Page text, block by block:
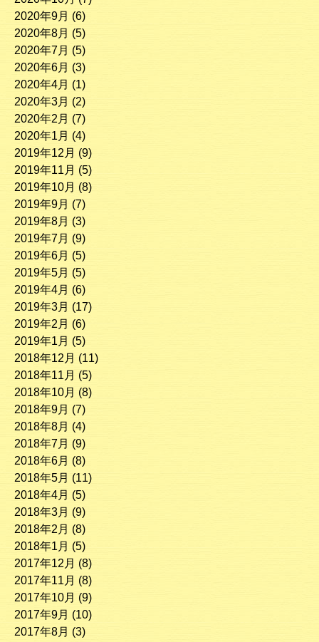
2020年9月 (6)
2020年8月 (5)
2020年7月 (5)
2020年6月 (3)
2020年4月 (1)
2020年3月 (2)
2020年2月 (7)
2020年1月 (4)
2019年12月 (9)
2019年11月 (5)
2019年10月 (8)
2019年9月 (7)
2019年8月 (3)
2019年7月 (9)
2019年6月 (5)
2019年5月 (5)
2019年4月 (6)
2019年3月 (17)
2019年2月 (6)
2019年1月 (5)
2018年12月 (11)
2018年11月 (5)
2018年10月 (8)
2018年9月 (7)
2018年8月 (4)
2018年7月 (9)
2018年6月 (8)
2018年5月 (11)
2018年4月 (5)
2018年3月 (9)
2018年2月 (8)
2018年1月 (5)
2017年12月 (8)
2017年11月 (8)
2017年10月 (9)
2017年9月 (10)
2017年8月 (3)